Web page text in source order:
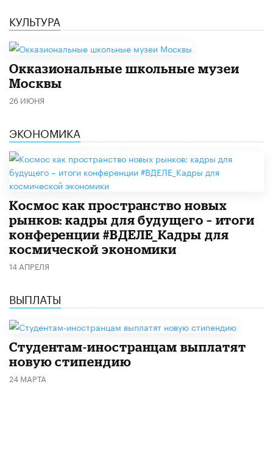
КУЛЬТУРА
​Окказиональные школьные музеи
Москвы
26 ИЮНЯ
ЭКОНОМИКА
Космос как пространство новых
рынков: кадры для будущего – итоги
конференции #ВДЕЛЕ_Кадры для
космической экономики
14 АПРЕЛЯ
ВЫПЛАТЫ
Студентам-иностранцам выплатят
новую стипендию
24 МАРТА